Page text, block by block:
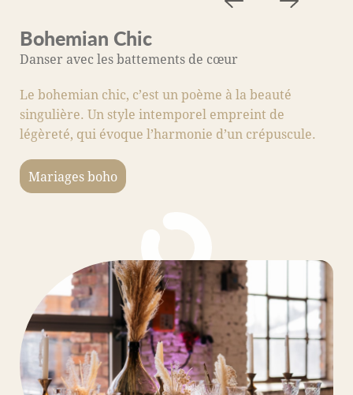
Bohemian Chic
Danser avec les battements de cœur
Le bohemian chic, c’est un poème à la beauté
singulière. Un style intemporel empreint de
légèreté, qui évoque l’harmonie d’un crépuscule.
Mariages boho